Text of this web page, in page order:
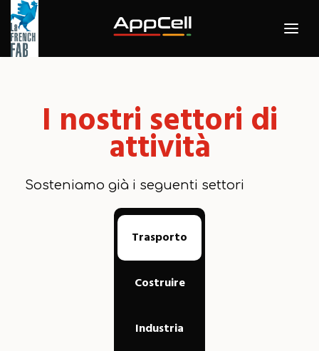
I nostri settori di
attività
Sosteniamo già i seguenti settori
Trasporto
Costruire
Industria